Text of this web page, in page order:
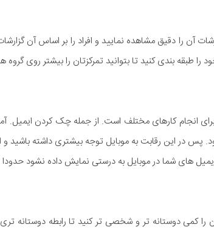
آن را دقیق مشاهده نمایید و افراد را بر اساس آن
طبقه بندی کنید تا بتوانید تمرکزتان را بیشتر روی گروه
پس در این رقابت به موبایل توجه بیشتری داشته باشید و
در موبایل به درستی نمایش داده نشود حدودا 65% افراد را از دست خواهید داد!
را کمی دوستانه تر و شخصی تر کنید تا رابطه دوستانه